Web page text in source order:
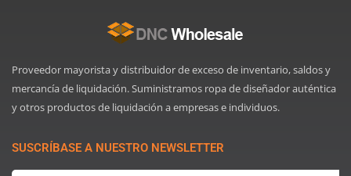
Proveedor mayorista y distribuidor de exceso de inventario, saldos y
mercancía de liquidación. Suministramos ropa de diseñador auténtica
y otros productos de liquidación a empresas e individuos.
SUSCRÍBASE A NUESTRO NEWSLETTER